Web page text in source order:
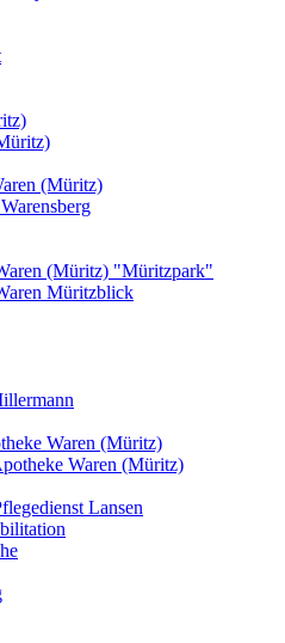
(Müritz)
(Müritz) "Müritzpark"
Müritzblick
Waren (Müritz)
Waren (Müritz)
Lansen